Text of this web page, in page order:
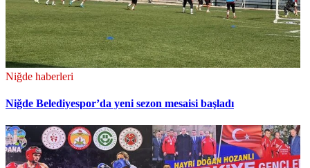
Niğde haberleri
Niğde Belediyespor’da yeni sezon mesaisi başladı